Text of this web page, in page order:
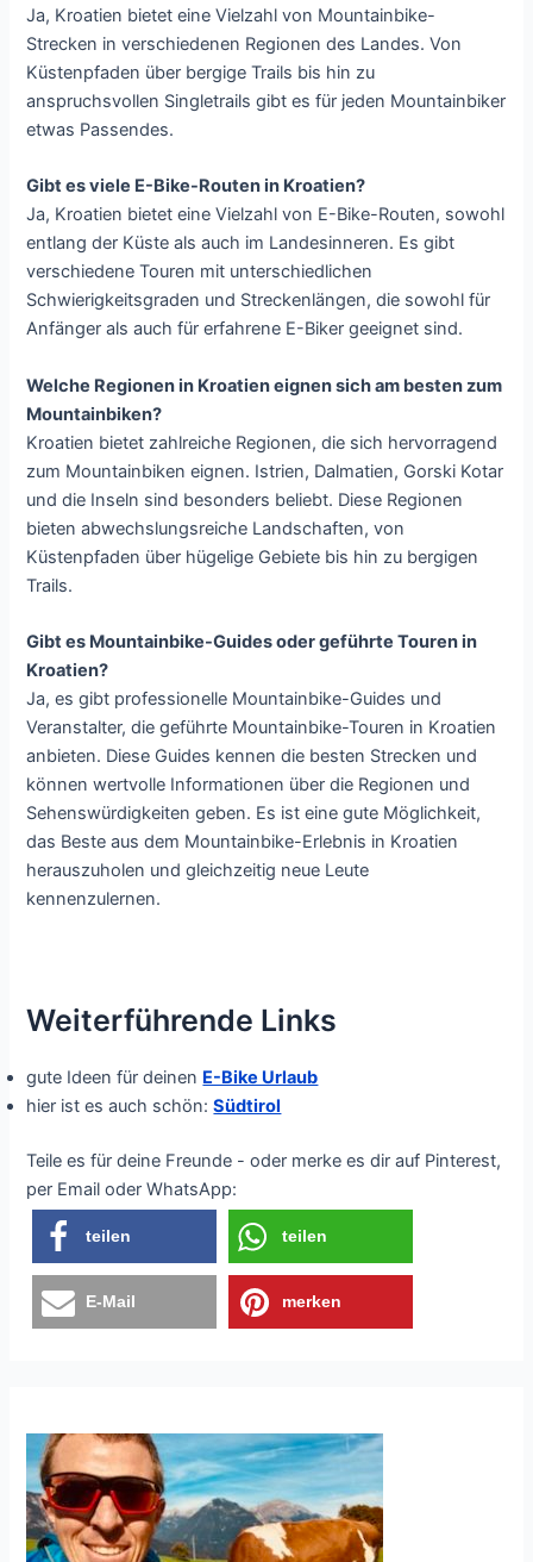
Ja, Kroatien bietet eine Vielzahl von Mountainbike-
Strecken in verschiedenen Regionen des Landes. Von
Küstenpfaden über bergige Trails bis hin zu
anspruchsvollen Singletrails gibt es für jeden Mountainbiker
etwas Passendes.
Gibt es viele E-Bike-Routen in Kroatien?
Ja, Kroatien bietet eine Vielzahl von E-Bike-Routen, sowohl
entlang der Küste als auch im Landesinneren. Es gibt
verschiedene Touren mit unterschiedlichen
Schwierigkeitsgraden und Streckenlängen, die sowohl für
Anfänger als auch für erfahrene E-Biker geeignet sind.
Welche Regionen in Kroatien eignen sich am besten zum
Mountainbiken?
Kroatien bietet zahlreiche Regionen, die sich hervorragend
zum Mountainbiken eignen. Istrien, Dalmatien, Gorski Kotar
und die Inseln sind besonders beliebt. Diese Regionen
bieten abwechslungsreiche Landschaften, von
Küstenpfaden über hügelige Gebiete bis hin zu bergigen
Trails.
Gibt es Mountainbike-Guides oder geführte Touren in
Kroatien?
Ja, es gibt professionelle Mountainbike-Guides und
Veranstalter, die geführte Mountainbike-Touren in Kroatien
anbieten. Diese Guides kennen die besten Strecken und
können wertvolle Informationen über die Regionen und
Sehenswürdigkeiten geben. Es ist eine gute Möglichkeit,
das Beste aus dem Mountainbike-Erlebnis in Kroatien
herauszuholen und gleichzeitig neue Leute
kennenzulernen.
Weiterführende Links
gute Ideen für deinen E-Bike Urlaub
hier ist es auch schön:Südtirol
Teile es für deine Freunde - oder merke es dir auf Pinterest,
per Email oder WhatsApp:
teilen teilen
E-Mail merken